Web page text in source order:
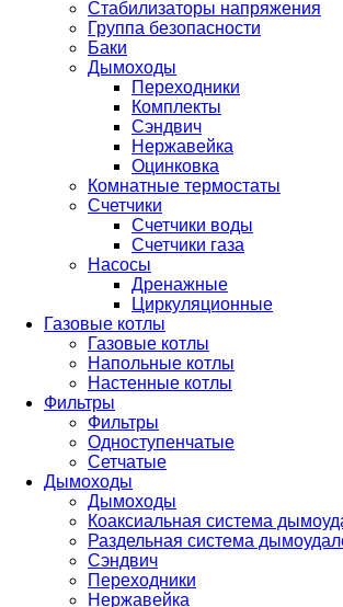
Стабилизаторы напряжения
Группа безопасности
Баки
Дымоходы
Переходники
Комплекты
Сэндвич
Нержавейка
Оцинковка
Комнатные термостаты
Счетчики
Счетчики воды
Счетчики газа
Насосы
Дренажные
Циркуляционные
Газовые котлы
Газовые котлы
Напольные котлы
Настенные котлы
Фильтры
Фильтры
Одноступенчатые
Сетчатые
Дымоходы
Дымоходы
Коаксиальная система
Раздельная система
Сэндвич
Переходники
Нержавейка